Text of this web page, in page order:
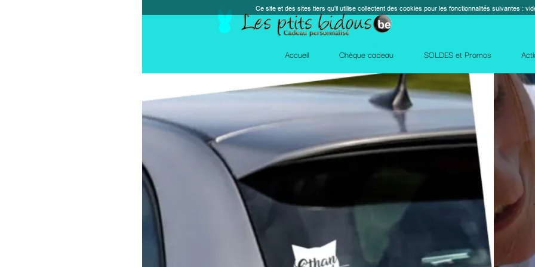
SOLDES et Promos Action Facebook Blog Des
Ce site et des sites tiers qu'il utilise collectent des cookies pour les fonctionnalités suivantes : vidéos, cartes, réseaux sociaux, calendrier,